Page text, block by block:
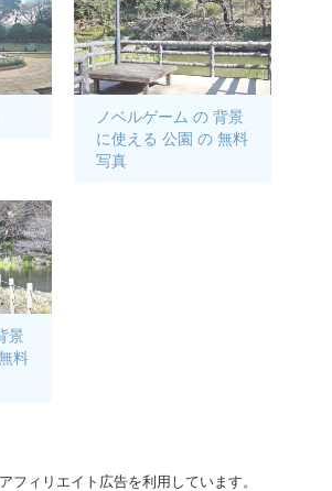
ノベルゲーム の 背景
に使える 公園 の 無料
写真
景
料
フィリエイト広告を利用しています。